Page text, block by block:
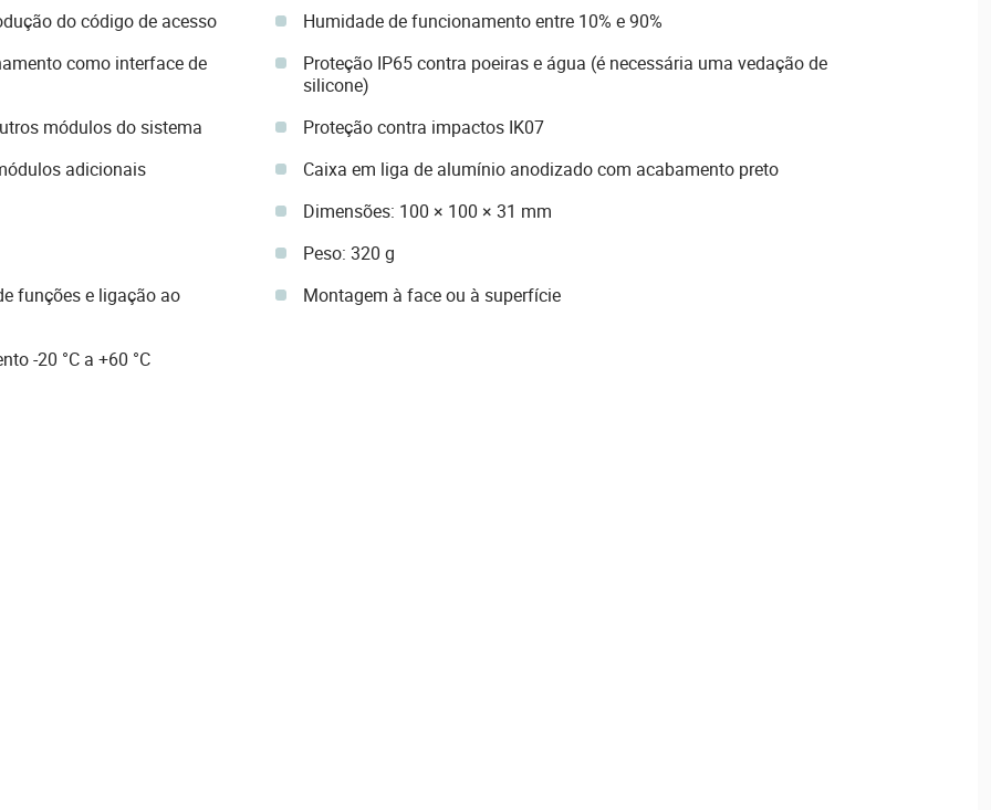
do código de acesso
como interface de
módulos do sistema
adicionais
funções e ligação ao
-20 °C a +60 °C
Humidade de funcionamento entre 10% e 90%
Proteção IP65 contra poeiras e água (é necessária uma vedação de
silicone)
Proteção contra impactos IK07
Caixa em liga de alumínio anodizado com acabamento preto
Dimensões: 100 × 100 × 31 mm
Peso: 320 g
Montagem à face ou à superfície